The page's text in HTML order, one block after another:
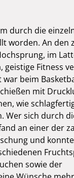
durch die
worden. An den
im
geistige Fitness
war beim
mit
wie
Wer sich durch
an einer der
und
sowie der